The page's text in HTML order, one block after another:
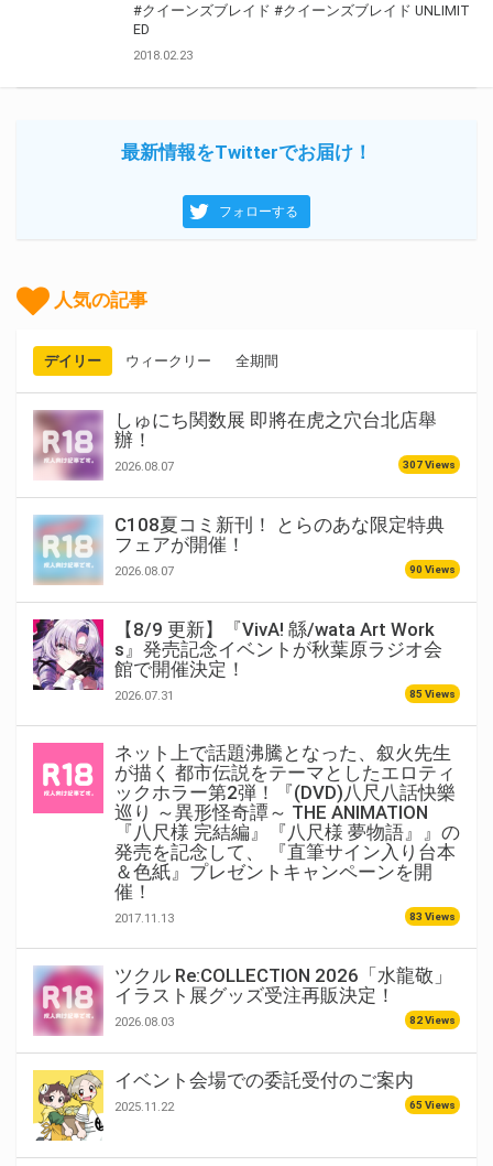
#クイーンズブレイド #クイーンズブレイド UNLIMIT
ED
2018.02.23
最新情報をTwitterでお届け！
フォローする
人気の記事
デイリー ウィークリー 全期間
しゅにち関数展 即將在虎之穴台北店舉
辦！
2026.08.07 307 Views
C108夏コミ新刊！ とらのあな限定特典
フェアが開催！
2026.08.07 90 Views
【8/9 更新】『VivA! 緜/wata Art Work
s』発売記念イベントが秋葉原ラジオ会
館で開催決定！
2026.07.31 85 Views
ネット上で話題沸騰となった、叙火先生
が描く 都市伝説をテーマとしたエロティ
ックホラー第2弾！『(DVD)八尺八話快樂
巡り ～異形怪奇譚～ THE ANIMATION
『八尺様 完結編』『八尺様 夢物語』』の
発売を記念して、 『直筆サイン入り台本
＆色紙』プレゼントキャンペーンを開
催！
2017.11.13 83 Views
ツクル Re:COLLECTION 2026「水龍敬」
イラスト展グッズ受注再販決定！
2026.08.03 82 Views
イベント会場での委託受付のご案内
2025.11.22 65 Views